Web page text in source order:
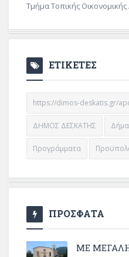
Τμήμα Τοπικής
ΕΤΙΚΕΤΕΣ
https://dimos-deskatis.gr/
ΔΗΜΟΣ ΔΕΣΚΑΤΗΣ
Προγράμματα
ΠΡΟΣΦΑΤΑ
ΜΕ